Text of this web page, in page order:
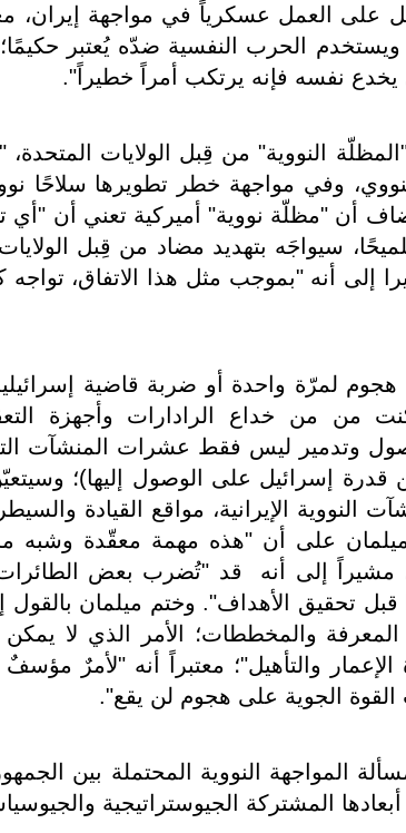
على العمل عسكرياً في مواجهة إيران،
ويستخدم الحرب النفسية ضدّه يُعتبر
يخدع نفسه فإنه يرتكب أمراً خطيراً".
النووية" من قِبل الولايات
وفي مواجهة خطر تطويرها سلاحًا
أن "مظلّة نووية" أميركية تعني أن "أي
سيواجَه بتهديد مضاد من قِبل
إلى أنه "بموجب مثل هذا الاتفاق، تواجه
لمرّة واحدة أو ضربة قاضية
من من خداع الرادارات وأجهزة
وتدمير ليس فقط عشرات المنشآت
قدرة إسرائيل على الوصول إليها)؛
النووية الإيرانية، مواقع القيادة
على أن "هذه مهمة معقّدة وشبه
مشيراً إلى أنه قد "تُضرب بعض الطائرات
قبل تحقيق الأهداف". وختم ميلمان
والمخططات؛ الأمر الذي لا يمكن
الإعمار والتأهيل"؛ معتبراً أنه "لأمرٌ
الجوية على هجوم لن يقع".
المواجهة النووية المحتملة بين
المشتركة الجيوستراتيجية